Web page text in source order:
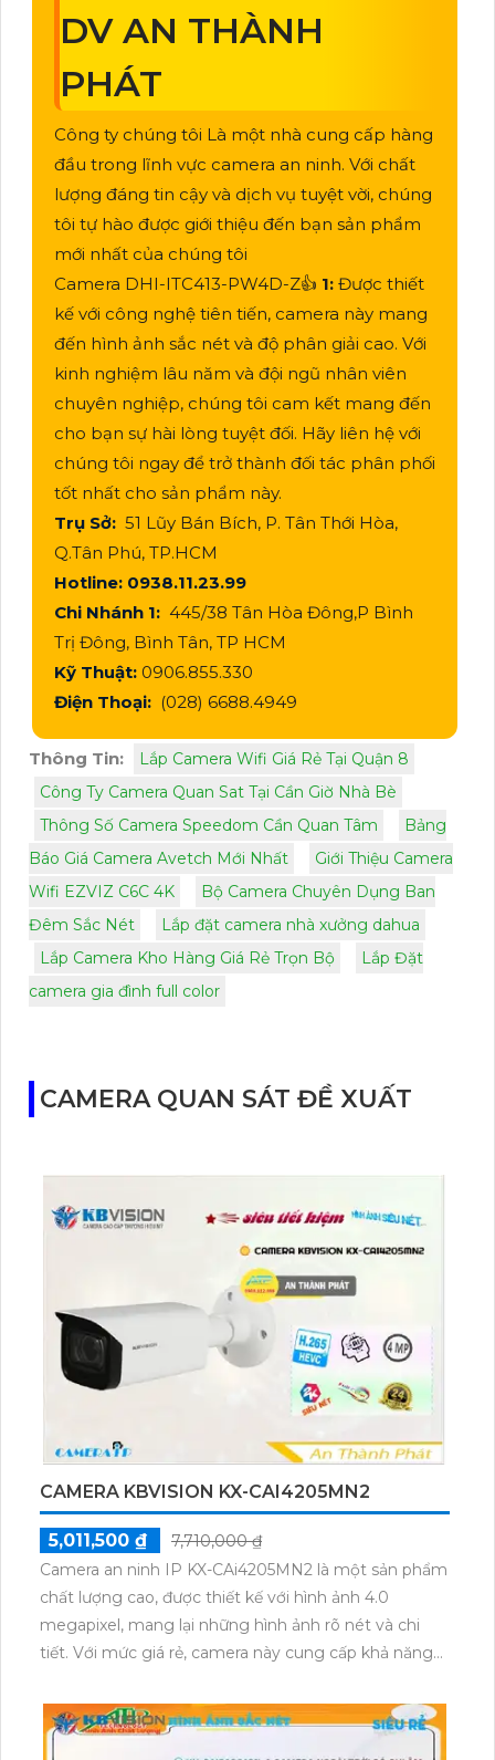
DV AN THÀNH
PHÁT
Công ty chúng tôi Là một nhà cung cấp hàng
đầu trong lĩnh vực camera an ninh. Với chất
lượng đáng tin cậy và dịch vụ tuyệt vời, chúng
tôi tự hào được giới thiệu đến bạn sản phẩm
mới nhất của chúng tôi
Camera DHI-ITC413-PW4D-Z👍 1: Được thiết
kế với công nghệ tiên tiến, camera này mang
đến hình ảnh sắc nét và độ phân giải cao. Với
kinh nghiệm lâu năm và đội ngũ nhân viên
chuyên nghiệp, chúng tôi cam kết mang đến
cho bạn sự hài lòng tuyệt đối. Hãy liên hệ với
chúng tôi ngay để trở thành đối tác phân phối
tốt nhất cho sản phẩm này.
Trụ Sở: 51 Lũy Bán Bích, P. Tân Thới Hòa,
Q.Tân Phú, TP.HCM
Hotline: 0938.11.23.99
Chi Nhánh 1: 445/38 Tân Hòa Đông,P Bình
Trị Đông, Bình Tân, TP HCM
Kỹ Thuật: 0906.855.330
Điện Thoại: (028) 6688.4949
Thông Tin:
Lắp Camera Wifi Giá Rẻ Tại Quận 8
Công Ty Camera Quan Sat Tại Cần Giờ Nhà Bè
Thông Số Camera Speedom Cần Quan Tâm
Bảng
Báo Giá Camera Avetch Mới Nhất
Giới Thiệu Camera
Wifi EZVIZ C6C 4K
Bộ Camera Chuyên Dụng Ban
Đêm Sắc Nét
Lắp đặt camera nhà xưởng dahua
Lắp Camera Kho Hàng Giá Rẻ Trọn Bộ
Lắp Đặt
camera gia đình full color
CAMERA QUAN SÁT ĐỀ XUẤT
CAMERA KBVISION KX-CAI4205MN2
5,011,500 ₫
7,710,000 ₫
Camera an ninh IP KX-CAi4205MN2 là một sản phẩm
chất lượng cao, được thiết kế với hình ảnh 4.0
megapixel, mang lại những hình ảnh rõ nét và chi
tiết. Với mức giá rẻ, camera này cung cấp khả năng
cả trong ban ngày và ban đêm. Camera được trang
bị công nghệ Hồng Ngoại SMD, giúp hình ảnh sáng